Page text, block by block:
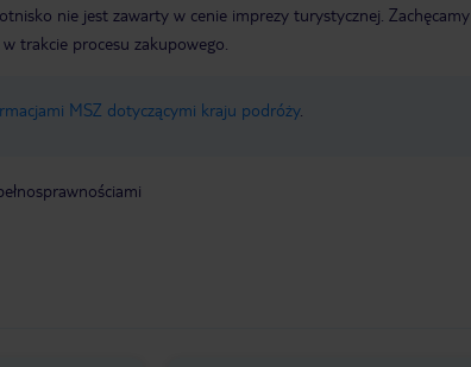
nie jest zawarty w cenie imprezy turystycznej. Zachęcamy
trakcie procesu zakupowego.
MSZ dotyczącymi kraju podróży.